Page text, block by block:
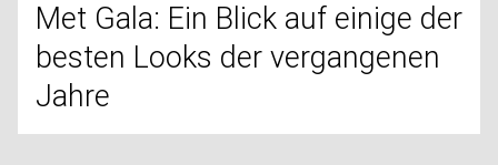
Met Gala: Ein Blick auf einige der
besten Looks der vergangenen
Jahre